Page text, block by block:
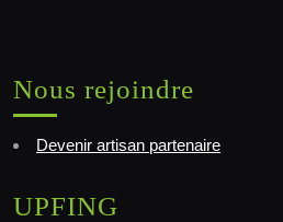
Nous rejoindre
Devenir artisan partenaire
UPFING